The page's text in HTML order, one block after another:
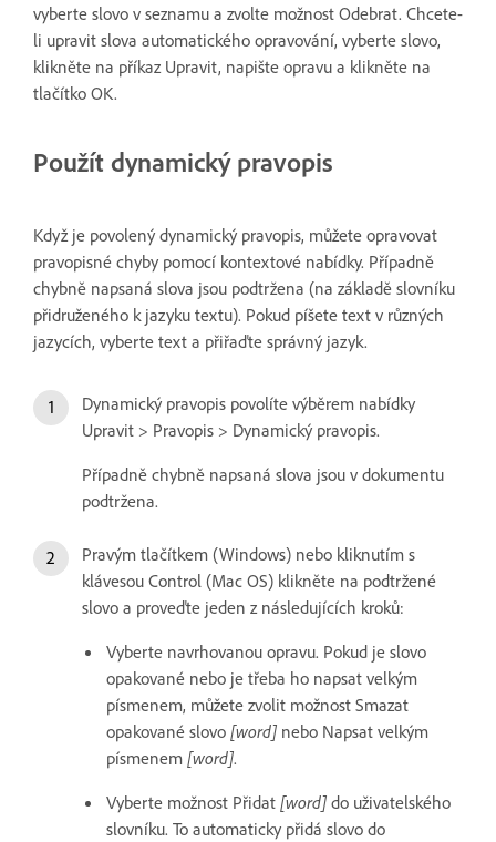
vyberte slovo v seznamu a zvolte možnost Odebrat. Chcete-
li upravit slova automatického opravování, vyberte slovo,
klikněte na příkaz Upravit, napište opravu a klikněte na
tlačítko OK.
Použít dynamický pravopis
Když je povolený dynamický pravopis, můžete opravovat
pravopisné chyby pomocí kontextové nabídky. Případně
chybně napsaná slova jsou podtržena (na základě slovníku
přidruženého k jazyku textu). Pokud píšete text v různých
jazycích, vyberte text a přiřaďte správný jazyk.
Dynamický pravopis povolíte výběrem nabídky
Upravit > Pravopis > Dynamický pravopis.
Případně chybně napsaná slova jsou v dokumentu
podtržena.
Pravým tlačítkem (Windows) nebo kliknutím s
klávesou Control (Mac OS) klikněte na podtržené
slovo a proveďte jeden z následujících kroků:
Vyberte navrhovanou opravu. Pokud je slovo
opakované nebo je třeba ho napsat velkým
písmenem, můžete zvolit možnost Smazat
opakované slovo [word] nebo Napsat velkým
písmenem [word].
Vyberte možnost Přidat [word] do uživatelského
slovníku. To automaticky přidá slovo do